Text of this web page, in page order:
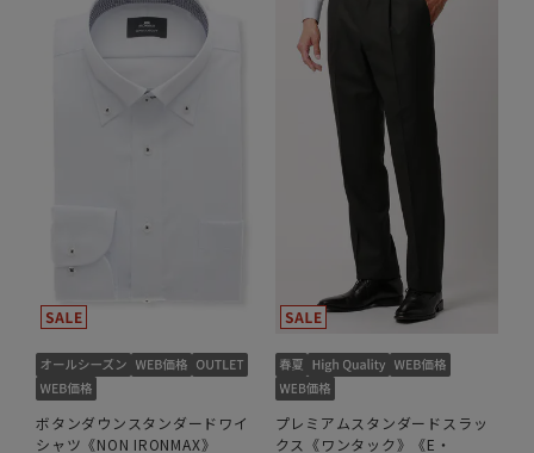
ボタンダウンスタンダードワイ
シャツ《NON IRONMAX》
プレミアムスタンダードスラッ
クス《ワンタック》《E・